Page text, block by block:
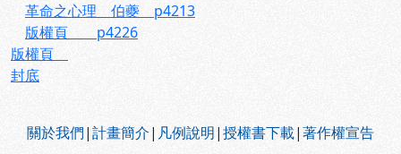
革命之心理 伯夔 p4213
版權頁 p4226
版權頁
封底
關於我們|計畫簡介| 凡例說明|授權書下載|著作權宣告